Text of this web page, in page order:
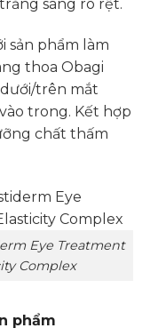
sáng rõ rệt.
sản phẩm làm
thoa Obagi
trên mắt
trong. Kết hợp
chất thấm
Eye Treatment
Complex
phẩm